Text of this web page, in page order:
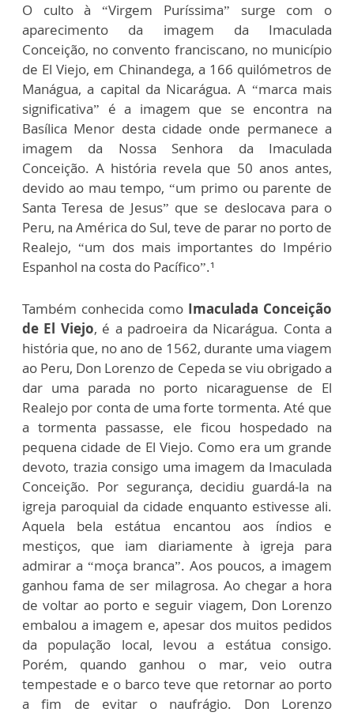
O culto à “Virgem Puríssima” surge com o
aparecimento da imagem da Imaculada
Conceição, no convento franciscano, no município
de El Viejo, em Chinandega, a 166 quilómetros de
Manágua, a capital da Nicarágua. A “marca mais
significativa” é a imagem que se encontra na
Basílica Menor desta cidade onde permanece a
imagem da Nossa Senhora da Imaculada
Conceição. A história revela que 50 anos antes,
devido ao mau tempo, “um primo ou parente de
Santa Teresa de Jesus” que se deslocava para o
Peru, na América do Sul, teve de parar no porto de
Realejo, “um dos mais importantes do Império
Espanhol na costa do Pacífico”.¹
Também conhecida como Imaculada Conceição
de El Viejo, é a padroeira da Nicarágua. Conta a
história que, no ano de 1562, durante uma viagem
ao Peru, Don Lorenzo de Cepeda se viu obrigado a
dar uma parada no porto nicaraguense de El
Realejo por conta de uma forte tormenta. Até que
a tormenta passasse, ele ficou hospedado na
pequena cidade de El Viejo. Como era um grande
devoto, trazia consigo uma imagem da Imaculada
Conceição. Por segurança, decidiu guardá-la na
igreja paroquial da cidade enquanto estivesse ali.
Aquela bela estátua encantou aos índios e
mestiços, que iam diariamente à igreja para
admirar a “moça branca”. Aos poucos, a imagem
ganhou fama de ser milagrosa. Ao chegar a hora
de voltar ao porto e seguir viagem, Don Lorenzo
embalou a imagem e, apesar dos muitos pedidos
da população local, levou a estátua consigo.
Porém, quando ganhou o mar, veio outra
tempestade e o barco teve que retornar ao porto
a fim de evitar o naufrágio. Don Lorenzo